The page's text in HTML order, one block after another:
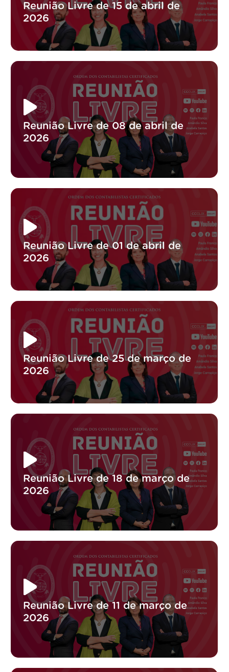
Reunião Livre de 15 de abril de
2026
Reunião Livre de 08 de abril de
2026
Reunião Livre de 01 de abril de
2026
Reunião Livre de 25 de março de
2026
Reunião Livre de 18 de março de
2026
Reunião Livre de 11 de março de
2026